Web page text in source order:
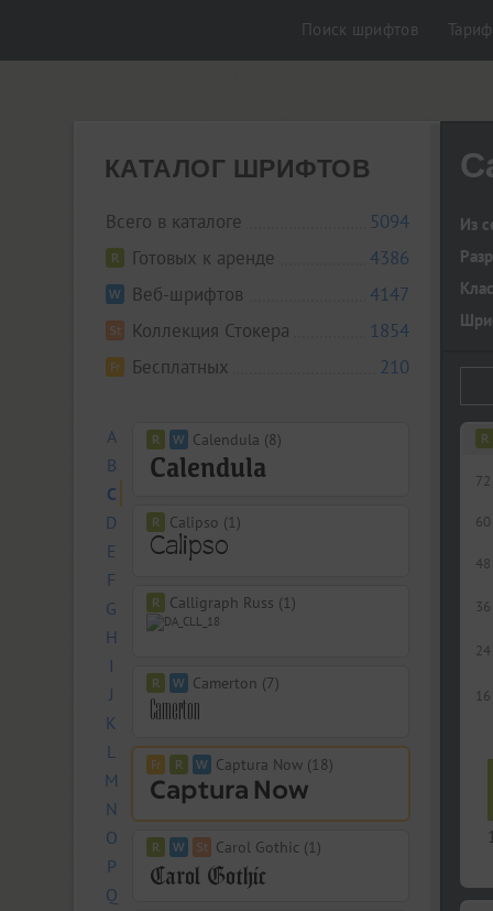
Поиск шрифтов
КАТАЛОГ ШРИФТОВ
Всего в каталоге
5094
Готовых к аренде
4386
Веб-шрифтов
4147
Коллекция Стокера
1854
Бесплатных
210
A
B
C
D
E
F
G
H
I
J
K
L
M
N
O
P
Q
Calendula (8)
Calipso (1)
Calligraph Russ (1)
Camerton (7)
Captura Now (18)
Carol Gothic (1)
Из